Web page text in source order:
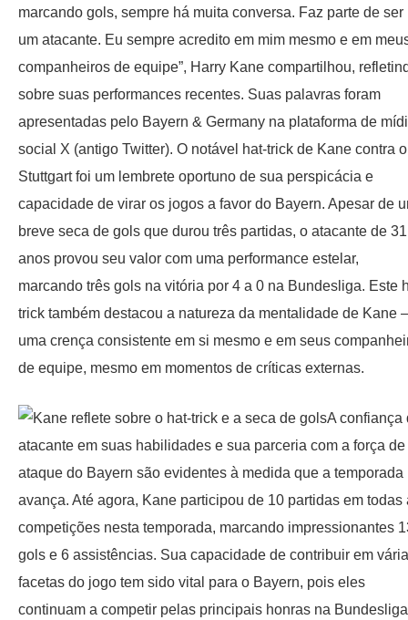
marcando gols, sempre há muita conversa. Faz parte de ser
um atacante. Eu sempre acredito em mim mesmo e em
companheiros de equipe”, Harry Kane compartilhou,
sobre suas performances recentes. Suas palavras foram
apresentadas pelo Bayern & Germany na plataforma de
social X (antigo Twitter). O notável hat-trick de Kane contra o
Stuttgart foi um lembrete oportuno de sua perspicácia e
capacidade de virar os jogos a favor do Bayern. Apesar de
breve seca de gols que durou três partidas, o atacante de 31
anos provou seu valor com uma performance estelar,
marcando três gols na vitória por 4 a 0 na Bundesliga. Este
trick também destacou a natureza da mentalidade de Kane
uma crença consistente em si mesmo e em seus
de equipe, mesmo em momentos de críticas externas.
A confiança
atacante em suas habilidades e sua parceria com a força de
ataque do Bayern são evidentes à medida que a temporada
avança. Até agora, Kane participou de 10 partidas em todas
competições nesta temporada, marcando impressionantes
gols e 6 assistências. Sua capacidade de contribuir em
facetas do jogo tem sido vital para o Bayern, pois eles
continuam a competir pelas principais honras na